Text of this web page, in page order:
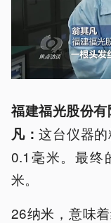
福建福光股份
凡：这台仪器
0.1毫米。最终
米。
26纳米，意味